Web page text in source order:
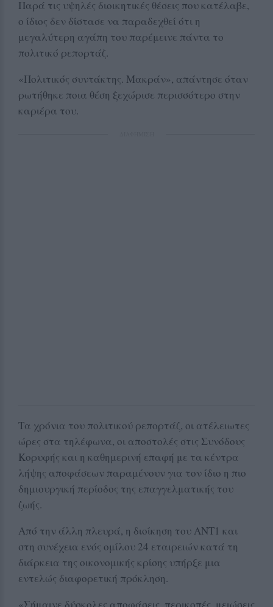
Παρά τις υψηλές διοικητικές θέσεις που κατέλαβε,
ο ίδιος δεν δίστασε να παραδεχθεί ότι η
μεγαλύτερη αγάπη του παρέμεινε πάντα το
πολιτικό ρεπορτάζ.
«Πολιτικός συντάκτης. Μακράν», απάντησε όταν
ρωτήθηκε ποια θέση ξεχώρισε περισσότερο στην
καριέρα του.
Τα χρόνια του πολιτικού ρεπορτάζ, οι ατέλειωτες
ώρες στα τηλέφωνα, οι αποστολές στις Συνόδους
Κορυφής και η καθημερινή επαφή με τα κέντρα
λήψης αποφάσεων παραμένουν για τον ίδιο η πιο
δημιουργική περίοδος της επαγγελματικής του
ζωής.
Από την άλλη πλευρά, η διοίκηση του ΑΝΤ1 και
στη συνέχεια ενός ομίλου 24 εταιρειών κατά τη
διάρκεια της οικονομικής κρίσης υπήρξε μια
εντελώς διαφορετική πρόκληση.